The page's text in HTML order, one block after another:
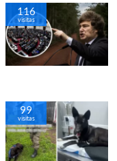
116
visitas
99
visitas